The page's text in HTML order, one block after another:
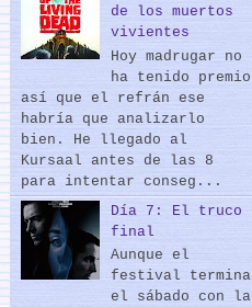
de los muertos
vivientes
Hoy madrugar no
ha tenido premio
así que el refrán ese
habría que analizarlo
bien. He llegado al
Kursaal antes de las 8
para intentar conseg...
Día 7: El truco
final
Aunque el
festival termina
el sábado con la